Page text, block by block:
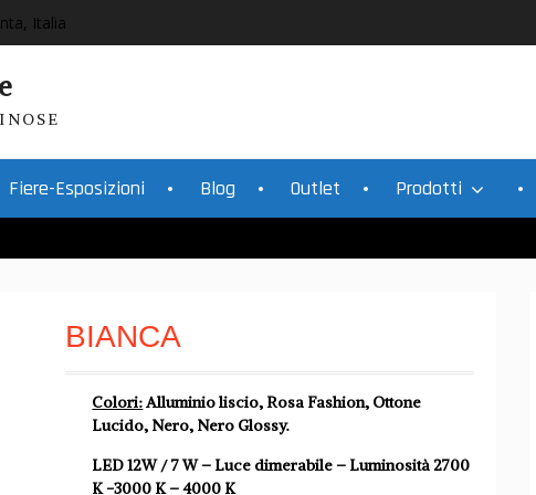
Italia
Fiere-Esposizioni Blog Outlet Prodotti
BIANCA
Colori:Alluminio liscio, Rosa Fashion, Ottone
Lucido, Nero, Nero Glossy.
LED 12W / 7 W – Luce dimerabile – Luminosità 2700
K -3000 K – 4000 K